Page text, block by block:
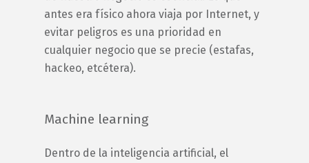
antes era físico ahora viaja por Internet, y
evitar peligros es una prioridad en
cualquier negocio que se precie (estafas,
hackeo, etcétera).
Machine learning
Dentro de la inteligencia artificial, el